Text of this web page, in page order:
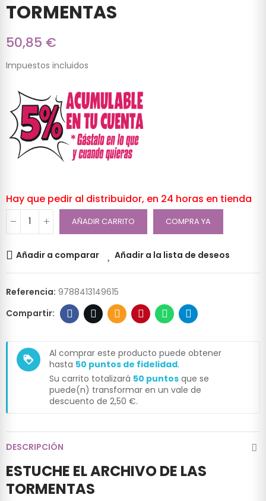
TORMENTAS
50,85 €
Impuestos incluidos
Hay que pedir al distribuidor, en 24 horas en tienda
AÑADIR CARRITO COMPRA YA
Añadir a comparar Añadir a la lista de deseos
Referencia: 9788413149615
loyalty
Al comprar este producto puede obtener
hasta 50 puntos de fidelidad.
Su carrito totalizará 50 puntos que se
puede(n) transformar en un vale de
descuento de 2,50 €.
DESCRIPCIÓN
ESTUCHE EL ARCHIVO DE LAS
TORMENTAS